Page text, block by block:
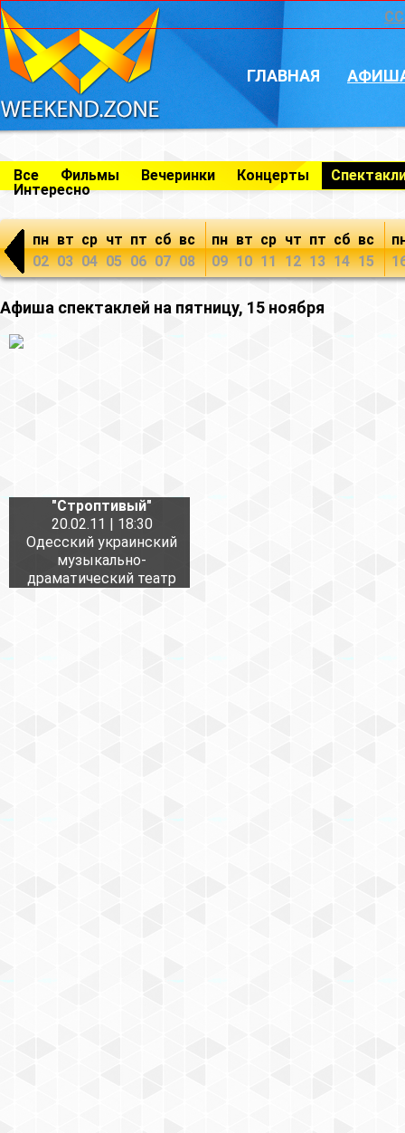
ГЛАВНАЯ
Все Фильмы Вечеринки Концерты
Интересно
пн
02
вт
03
ср
04
чт
05
пт
06
сб
07
вс
08
пн
09
вт
10
ср
11
чт
12
пт
13
сб
14
вс
15
Афиша спектаклей на пятницу, 15 ноября
"Строптивый"
20.02.11 | 18:30
Одесский украинский
музыкально-
драматический театр